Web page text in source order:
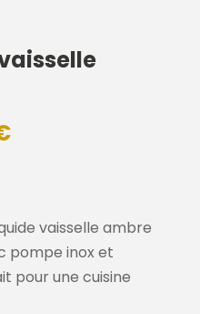
Plage
à
19,50€
vaisselle ambre
pompe inox et
pour une cuisine